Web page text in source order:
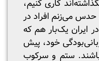
کاری کنیم،
می‌زنم افراد در
ایران یک‌بار هم که
خود، پیش
ستم و سرکوب